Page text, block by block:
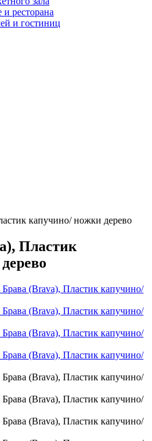
ресторана
и гостиниц
капучино/ ножки дерево
Пластик